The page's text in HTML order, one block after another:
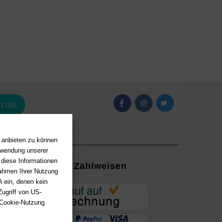
zu können
unserer
Informationen
Ihrer Nutzung
ein, denen kein
von US-
Nutzung
LOS
mit
Zahlweisen